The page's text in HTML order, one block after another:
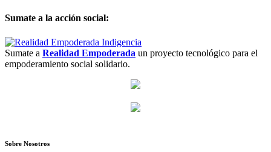
Sumate a la acción social:
Sumate a Realidad Empoderada un proyecto tecnológico para el
empoderamiento social solidario.
Sobre Nosotros